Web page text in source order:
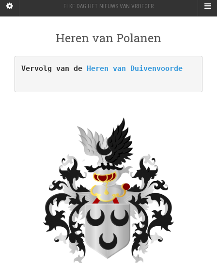
ELKE DAG HET NIEUWS VAN VROEGER
Heren van Polanen
Vervolg van de Heren van Duivenvoorde